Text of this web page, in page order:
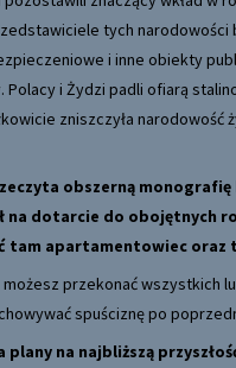
tych
i inne obiekty
Polacy i Żydzi padli ofiarą
zniszczyła
obszerną
na dotarcie do obojętnych
tam apartamentowiec oraz
przekonać wszystkich
spuściznę po
plany na najbliższą